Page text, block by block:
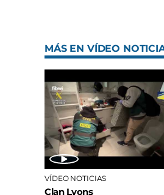
MÁS EN VÍDEO
VÍDEO NOTICIAS
Clan Lyons